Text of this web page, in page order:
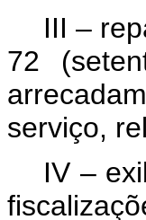
III –
72
serviço,
IV –